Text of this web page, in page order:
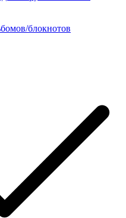
блокнотов